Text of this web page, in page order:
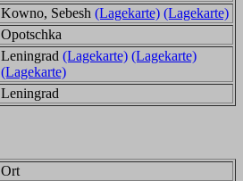
Kowno, Sebesh (Lagekarte) (Lagekarte)
Opotschka
Leningrad (Lagekarte) (Lagekarte)
(Lagekarte)
Leningrad
Ort